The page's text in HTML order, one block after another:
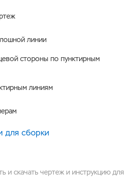
линии
стороны по пунктирным
линиям
для сборки
и скачать чертеж и инструкцию для